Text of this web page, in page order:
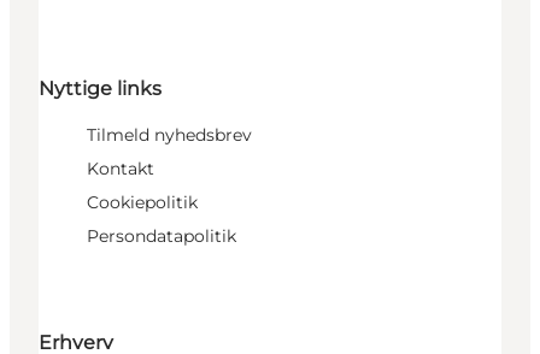
Nyttige links
Tilmeld nyhedsbrev
Kontakt
Cookiepolitik
Persondatapolitik
Erhverv